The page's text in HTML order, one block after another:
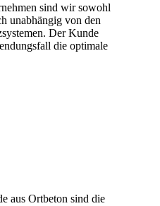
sind wir sowohl
unabhängig von den
Der Kunde
die optimale
aus Ortbeton sind die